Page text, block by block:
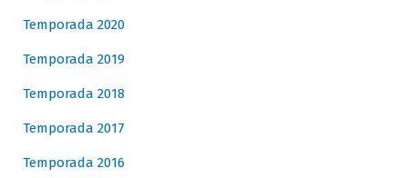
Temporada 2020
Temporada 2019
Temporada 2018
Temporada 2017
Temporada 2016